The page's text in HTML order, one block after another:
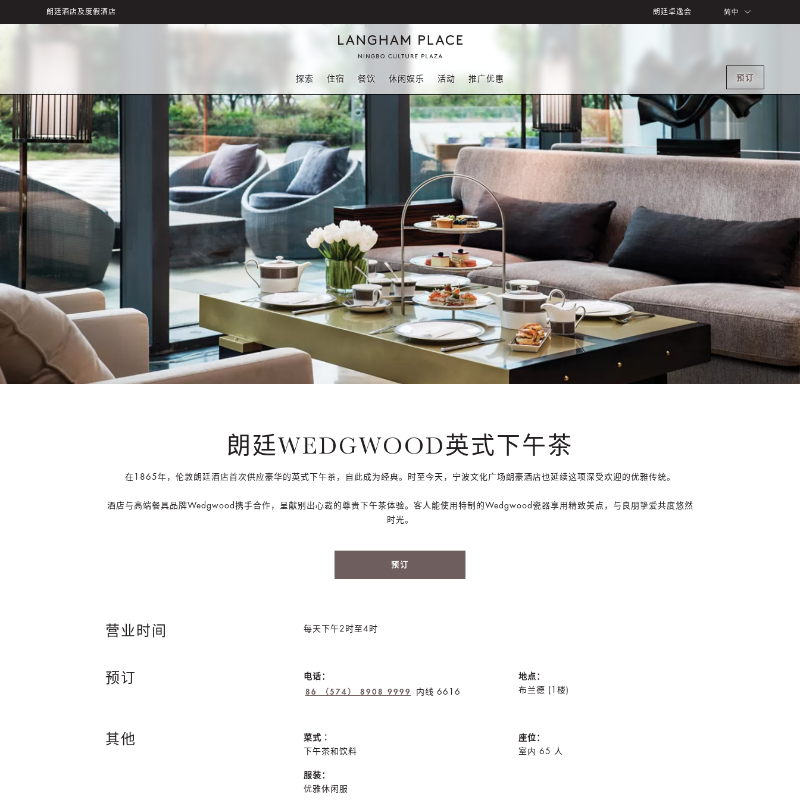
朗廷酒店及度假酒店 朗廷卓逸会 简中
探索 住宿 餐饮 休闲娱乐 活动 推广优惠 预订
朗廷WEDGWOOD英式下午茶
在1865年，伦敦朗廷酒店首次供应豪华的英式下午茶，自此成为经典。时至今天，宁波文化广场朗豪酒店也延续这项深受欢迎的优雅传统。
酒店与高端餐具品牌Wedgwood携手合作，呈献别出心裁的尊贵下午茶体验。客人能使用特制的Wedgwood瓷器享用精致美点，与良朋挚爱共度悠然
时光。
预订
营业时间 每天下午2时至4时
预订 电话：
86 （574） 8908 9999 内线 6616
地点：
布兰德 (1楼)
其他
菜式︰
下午茶和饮料
座位：
室内 65 人
服装：
优雅休闲服